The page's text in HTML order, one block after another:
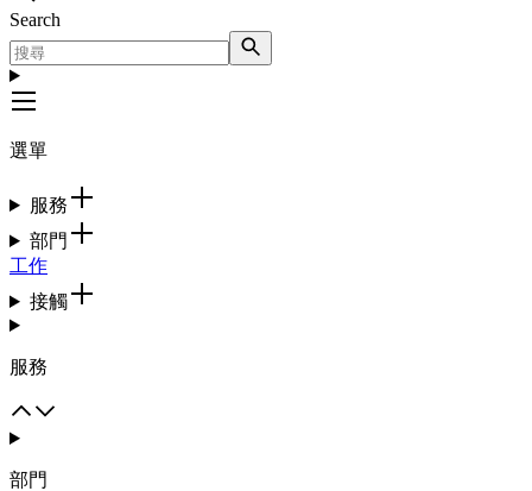
Search
選單
服務
部門
工作
接觸
服務
部門